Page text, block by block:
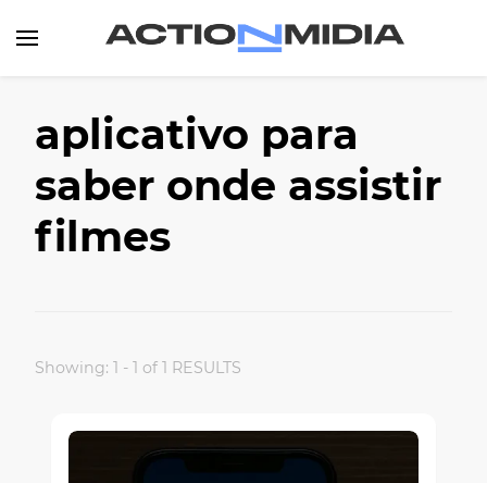
aplicativo para
saber onde assistir
filmes
Showing: 1 - 1 of 1 RESULTS